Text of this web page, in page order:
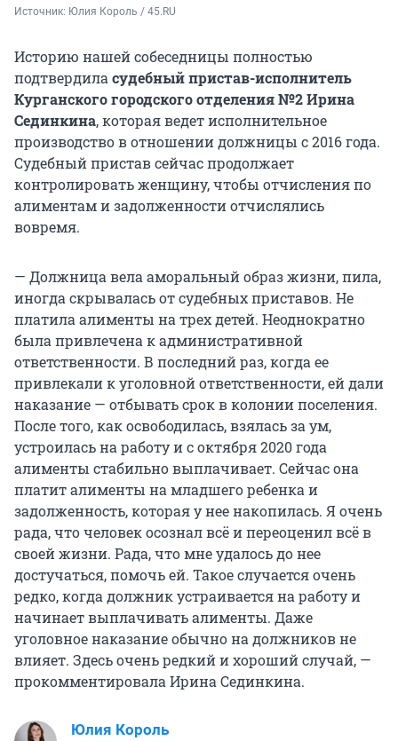
Источник: Юлия Король / 45.RU
Историю нашей собеседницы полностью
подтвердиласудебный пристав-исполнитель
Курганского городского отделения №2 Ирина
Сединкина, которая ведет исполнительное
производство в отношении должницы с 2016 года.
Судебный пристав сейчас продолжает
контролировать женщину, чтобы отчисления по
алиментам и задолженности отчислялись
вовремя.
— Должница вела аморальный образ жизни, пила,
иногда скрывалась от судебных приставов. Не
платила алименты на трех детей. Неоднократно
была привлечена к административной
ответственности. В последний раз, когда ее
привлекали к уголовной ответственности, ей дали
наказание — отбывать срок в колонии поселения.
После того, как освободилась, взялась за ум,
устроилась на работу и с октября 2020 года
алименты стабильно выплачивает. Сейчас она
платит алименты на младшего ребенка и
задолженность, которая у нее накопилась. Я очень
рада, что человек осознал всё и переоценил всё в
своей жизни. Рада, что мне удалось до нее
достучаться, помочь ей. Такое случается очень
редко, когда должник устраивается на работу и
начинает выплачивать алименты. Даже
уголовное наказание обычно на должников не
влияет. Здесь очень редкий и хороший случай, —
прокомментировала Ирина Сединкина.
Юлия Король